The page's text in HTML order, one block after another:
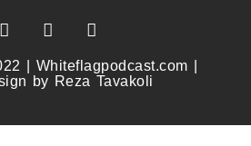
| Whiteflagpodcast.com |
by Reza Tavakoli